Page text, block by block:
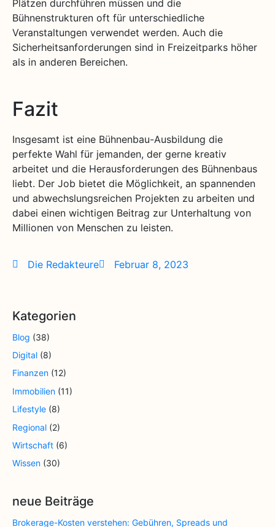
Plätzen durchführen müssen und die
Bühnenstrukturen oft für unterschiedliche
Veranstaltungen verwendet werden. Auch die
Sicherheitsanforderungen sind in Freizeitparks höher
als in anderen Bereichen.
Fazit
Insgesamt ist eine Bühnenbau-Ausbildung die
perfekte Wahl für jemanden, der gerne kreativ
arbeitet und die Herausforderungen des Bühnenbaus
liebt. Der Job bietet die Möglichkeit, an spannenden
und abwechslungsreichen Projekten zu arbeiten und
dabei einen wichtigen Beitrag zur Unterhaltung von
Millionen von Menschen zu leisten.
Die Redakteure Februar 8, 2023
Kategorien
Blog (38)
Digital (8)
Finanzen (12)
Immobilien (11)
Lifestyle (8)
Regional (2)
Wirtschaft (6)
Wissen (30)
neue Beiträge
Brokerage-Kosten verstehen: Gebühren, Spreads und